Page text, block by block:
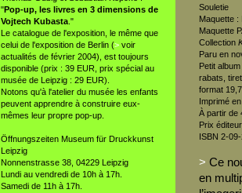
"Pop-up, les livres en 3 dimensions de
Vojtech Kubasta ."
Le catalogue de l'exposition, le même que
celui de l'exposition de Berlin (> voir
actualités de février 2004), est toujours
disponible (prix : 39 EUR, prix spécial au
musée de Leipzig : 29 EUR).
Notons qu'à l'atelier du musée les enfants
peuvent apprendre à construire eux-
mêmes leur propre pop-up.
Öffnungszeiten Museum für Druckkunst
Leipzig
Nonnenstrasse 38, 04229 Leipzig
Lundi au vendredi de 10h à 17h.
Samedi de 11h à 17h.
Souletie
Maquette :
Maquette
Collection
Paru en
Petit
rabats,
format
Imprimé
À partir de
Prix
ISBN 2-
> Ce
en